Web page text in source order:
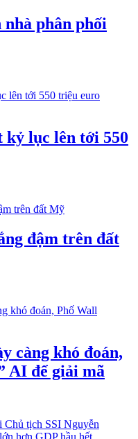
phân phối
kỷ lục lên tới 550
đậm trên đất
càng khó đoán,
AI để giải mã